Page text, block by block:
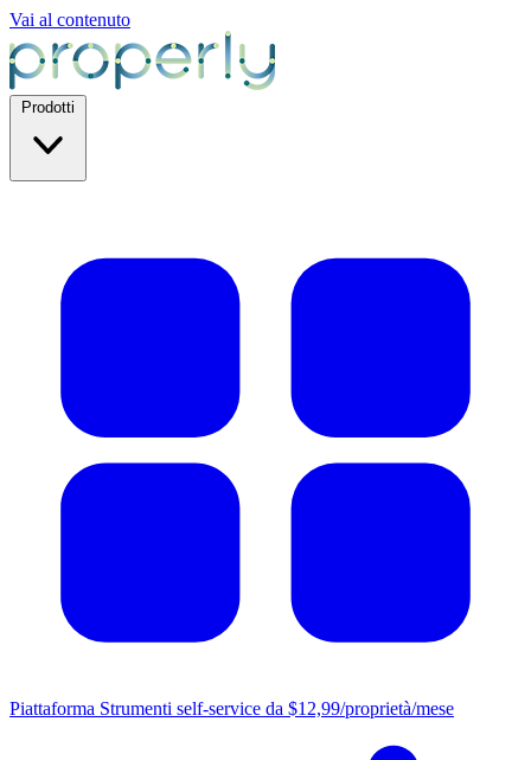
Vai al contenuto
Piattaforma Strumenti self-service da $12,99/proprietà/mese